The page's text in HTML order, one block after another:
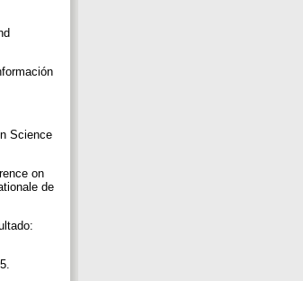
Science
on
de